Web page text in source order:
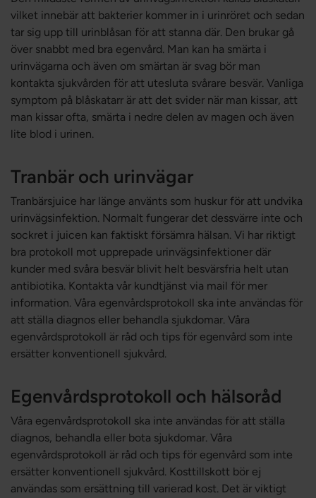
vilket innebär att bakterier kommer in i urinröret och sedan
tar sig upp till urinblåsan för att stanna där. Den brukar gå
över snabbt med bra egenvård. Man kan ha smärta i
urinvägarna och även om smärtan är svag bör man
kontakta sjukvården för att utesluta svårare besvär. Vanliga
symptom på blåskatarr är att det svider när man kissar, att
man kissar ofta, smärta i nedre delen av magen och även
lite blod i urinen.
Tranbär och urinvägar
Tranbärsjuice har länge använts som huskur för att undvika
urinvägsinfektion. Normalt fungerar det dessvärre inte och
sockret i juicen kan faktiskt försämra hälsan. Vi har riktigt
bra protokoll mot upprepade urinvägsinfektioner där
kunder med svåra besvär blivit helt besvärsfria helt utan
antibiotika. Kontakta vår kundtjänst via mail för mer
information. Våra egenvårdsprotokoll ska inte användas för
att ställa diagnos eller behandla sjukdomar. Våra
egenvårdsprotokoll är råd och tips för egenvård som inte
ersätter konventionell sjukvård.
Egenvårdsprotokoll och hälsoråd
Våra egenvårdsprotokoll ska inte användas för att ställa
diagnos, behandla eller bota sjukdomar. Våra
egenvårdsprotokoll är råd och tips för egenvård som inte
ersätter konventionell sjukvård. Kosttillskott bör ej
användas som ersättning till varierad kost. Det är viktigt